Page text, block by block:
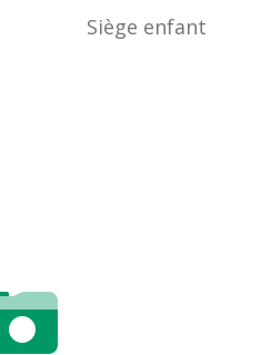
Siège enfant